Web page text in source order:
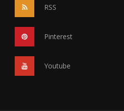
RSS
Pinterest
Youtube